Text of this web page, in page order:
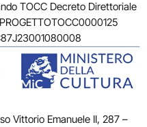
TOCC Decreto Direttoriale
Vittorio Emanuele II, 287 –